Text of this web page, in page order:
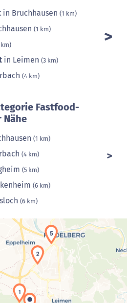
in Bruchhausen (1 km)
(1 km)
km)
in Leimen (3 km)
(4 km)
Fastfood-
Nähe
(1 km)
(4 km)
(5 km)
(6 km)
(6 km)
1
2
5